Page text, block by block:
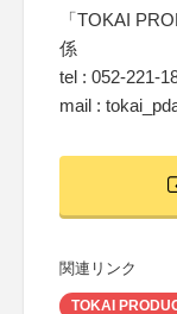
「TOKAI
係
tel : 052-221-
mail :
関連リンク
TOKAI